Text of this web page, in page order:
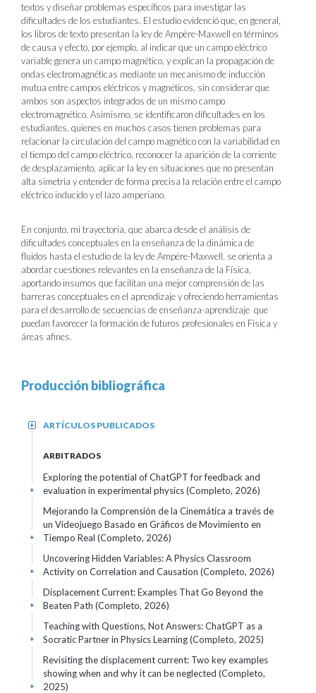
textos y diseñar problemas específicos para investigar las
dificultades de los estudiantes. El estudio evidenció que, en general,
los libros de texto presentan la ley de Ampère-Maxwell en términos
de causa y efecto, por ejemplo, al indicar que un campo eléctrico
variable genera un campo magnético, y explican la propagación de
ondas electromagnéticas mediante un mecanismo de inducción
mutua entre campos eléctricos y magnéticos, sin considerar que
ambos son aspectos integrados de un mismo campo
electromagnético. Asimismo, se identificaron dificultades en los
estudiantes, quienes en muchos casos tienen problemas para
relacionar la circulación del campo magnético con la variabilidad en
el tiempo del campo eléctrico, reconocer la aparición de la corriente
de desplazamiento, aplicar la ley en situaciones que no presentan
alta simetría y entender de forma precisa la relación entre el campo
eléctrico inducido y el lazo amperiano.
En conjunto, mi trayectoria, que abarca desde el análisis de
dificultades conceptuales en la enseñanza de la dinámica de
fluidos hasta el estudio de la ley de Ampère-Maxwell, se orienta a
abordar cuestiones relevantes en la enseñanza de la Física,
aportando insumos que facilitan una mejor comprensión de las
barreras conceptuales en el aprendizaje y ofreciendo herramientas
para el desarrollo de secuencias de enseñanza-aprendizaje que
puedan favorecer la formación de futuros profesionales en Física y
áreas afines.
Producción bibliográfica
ARTÍCULOS PUBLICADOS
+
ARBITRADOS
Exploring the potential of ChatGPT for feedback and
evaluation in experimental physics (Completo, 2026)
+
Mejorando la Comprensión de la Cinemática a través de
un Videojuego Basado en Gráficos de Movimiento en
Tiempo Real (Completo, 2026)
+
Uncovering Hidden Variables: A Physics Classroom
Activity on Correlation and Causation (Completo, 2026)
+
Displacement Current: Examples That Go Beyond the
Beaten Path (Completo, 2026)
+
Teaching with Questions, Not Answers: ChatGPT as a
Socratic Partner in Physics Learning (Completo, 2025)
+
Revisiting the displacement current: Two key examples
showing when and why it can be neglected (Completo,
2025)
+